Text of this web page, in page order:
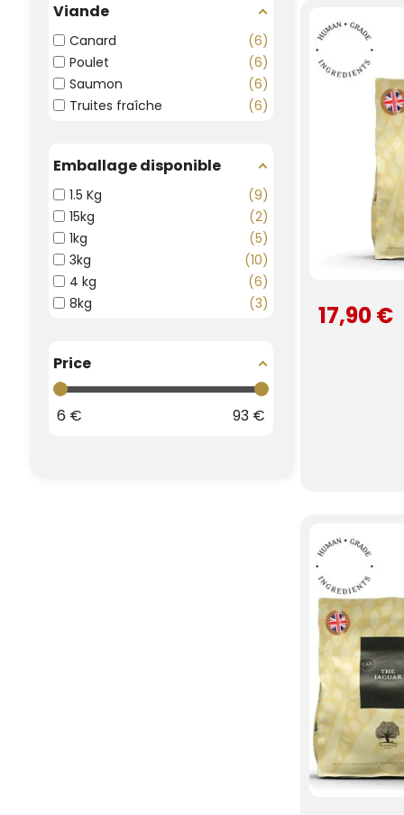
Viande
Canard
6
Poulet
6
Saumon
6
Truites fraîche
6
Emballage disponible
1.5 Kg
9
15kg
2
1kg
5
3kg
10
4 kg
6
8kg
3
Price
6 € 93€
17,90 €